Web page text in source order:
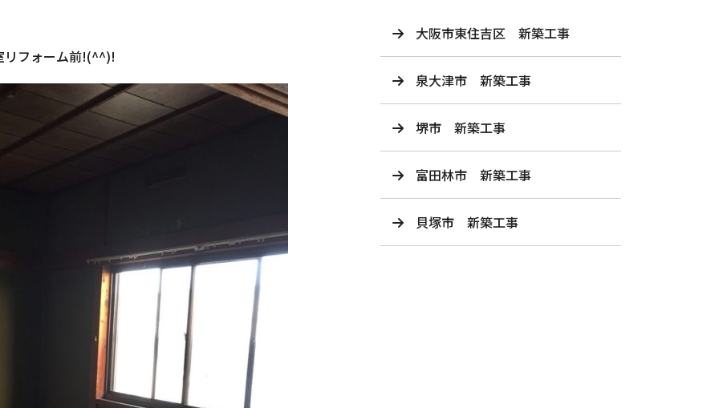
リフォーム前!(^^)!
大阪市東住吉区 新築工事
泉大津市 新築工事
堺市 新築工事
富田林市 新築工事
貝塚市 新築工事